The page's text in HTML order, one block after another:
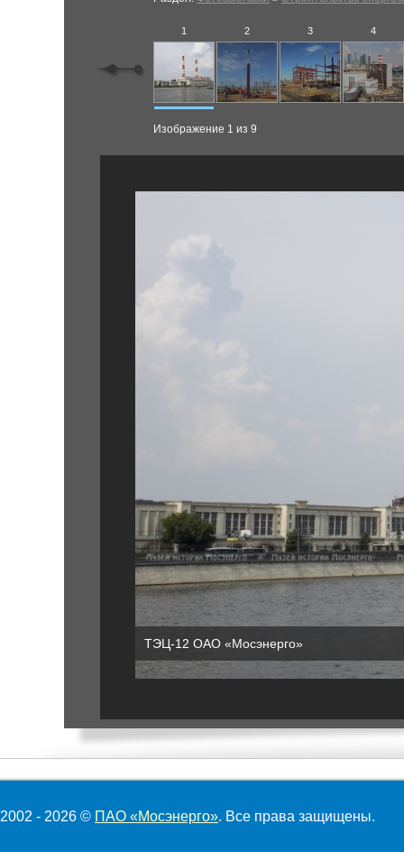
1 2 3 4
Изображение 1 из 9
ТЭЦ-12 ОАО «Мосэнерго»
2002 - 2026 © ПАО «Мосэнерго». Все права защищены.